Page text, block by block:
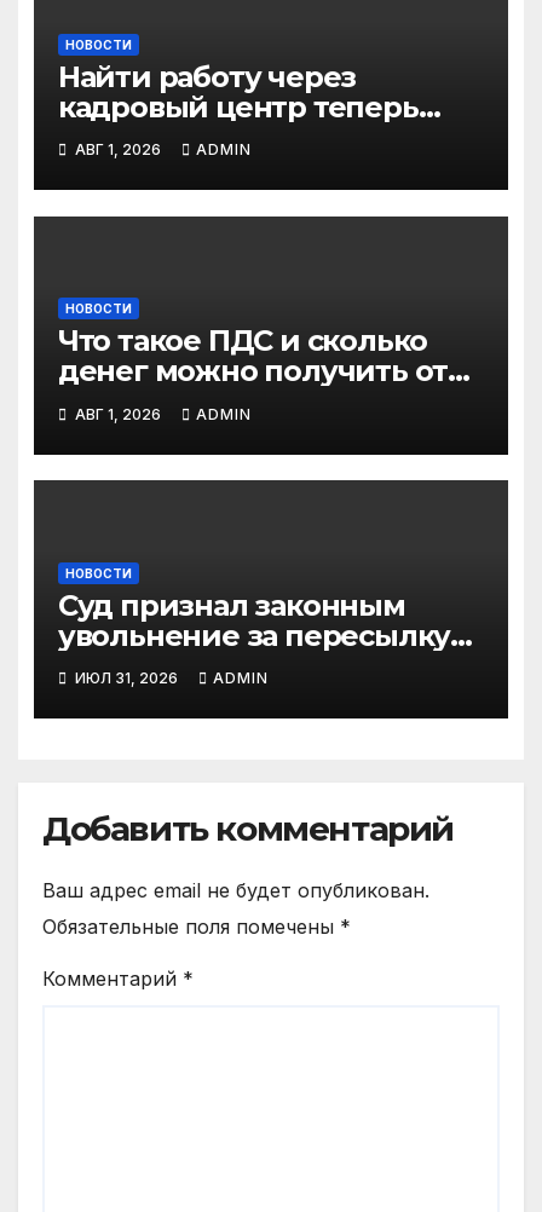
НОВОСТИ
Найти работу через
кадровый центр теперь
можно в два раза быстрее
АВГ 1, 2026 ADMIN
НОВОСТИ
Что такое ПДС и сколько
денег можно получить от
государства?
АВГ 1, 2026 ADMIN
НОВОСТИ
Суд признал законным
увольнение за пересылку
рабочих файлов на личную
почту
ИЮЛ 31, 2026 ADMIN
Добавить комментарий
Ваш адрес email не будет опубликован.
Обязательные поля помечены *
Комментарий *